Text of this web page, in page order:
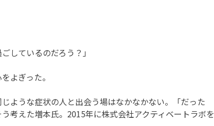
しているのだろう？」
よぎった。
ような症状の人と出会う場はなかなかない。「だった
考えた増本氏。2015年に株式会社アクティベートラボを